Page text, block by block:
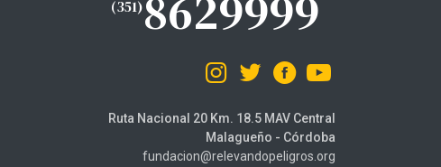
(351)
Ruta Nacional 20 Km. 18.5 MAV Central
Malagueño - Córdoba
fundacion@relevandopeligros.org